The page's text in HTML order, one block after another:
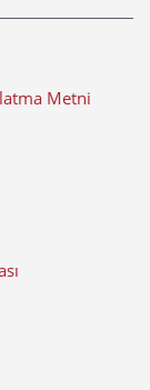
Metni